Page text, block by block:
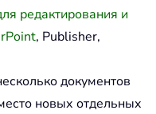
редактирования и
, Publisher,
документов
новых отдельных